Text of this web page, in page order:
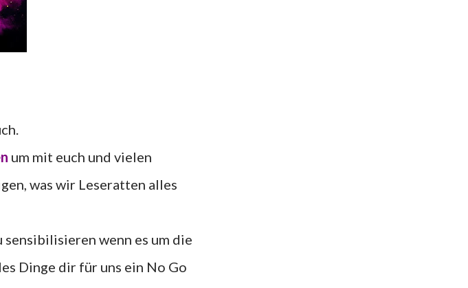
um mit euch und vielen
was wir Leseratten alles
wenn es um die
Dinge dir für uns ein No Go